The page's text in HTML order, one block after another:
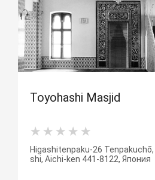
Toyohashi Masjid
Higashitenpaku-26
shi, Aichi-ken 441-8122, Япония